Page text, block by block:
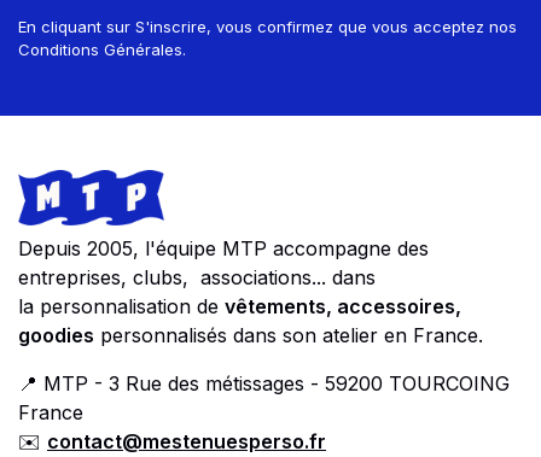
En cliquant sur S'inscrire, vous confirmez que vous acceptez nos
Conditions Générales.
Footer
Store information
Depuis 2005, l'équipe MTP accompagne des
entreprises, clubs, associations... dans
la personnalisation de vêtements, accessoires,
goodies personnalisés dans son atelier en France.
📍 MTP - 3 Rue des métissages - 59200 TOURCOING
France
✉️ contact@mestenuesperso.fr